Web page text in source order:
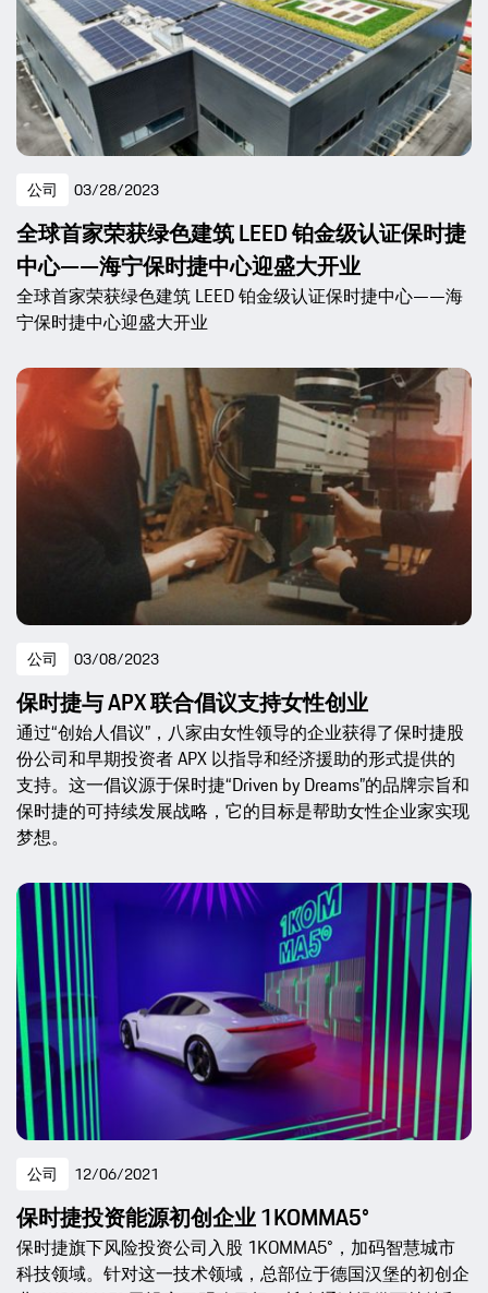
公司 03/28/2023
全球首家荣获绿色建筑 LEED 铂金级认证保时捷
中心——海宁保时捷中心迎盛大开业
全球首家荣获绿色建筑 LEED 铂金级认证保时捷中心——海
宁保时捷中心迎盛大开业
公司 03/08/2023
保时捷与 APX 联合倡议支持女性创业
通过“创始人倡议”，八家由女性领导的企业获得了保时捷股
份公司和早期投资者 APX 以指导和经济援助的形式提供的
支持。这一倡议源于保时捷“Driven by Dreams”的品牌宗旨和
保时捷的可持续发展战略，它的目标是帮助女性企业家实现
梦想。
公司 12/06/2021
保时捷投资能源初创企业 1KOMMA5°
保时捷旗下风险投资公司入股 1KOMMA5°，加码智慧城市
科技领域。针对这一技术领域，总部位于德国汉堡的初创企